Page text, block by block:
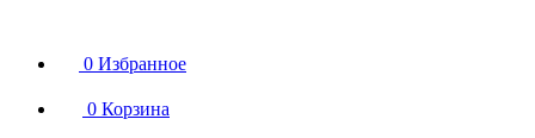
0 Избранное
0 Корзина